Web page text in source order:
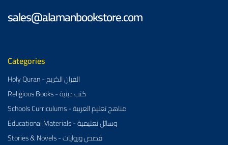
sales@alamanbookstore.com
Categories
Holy Quran - القران الكريم
Religious Books - كتب دينية
Schools Curriculums - مناهج تعليم العربية
Educational Materials - وسائل تعليمية
Stories & Novels - قصص وروايات